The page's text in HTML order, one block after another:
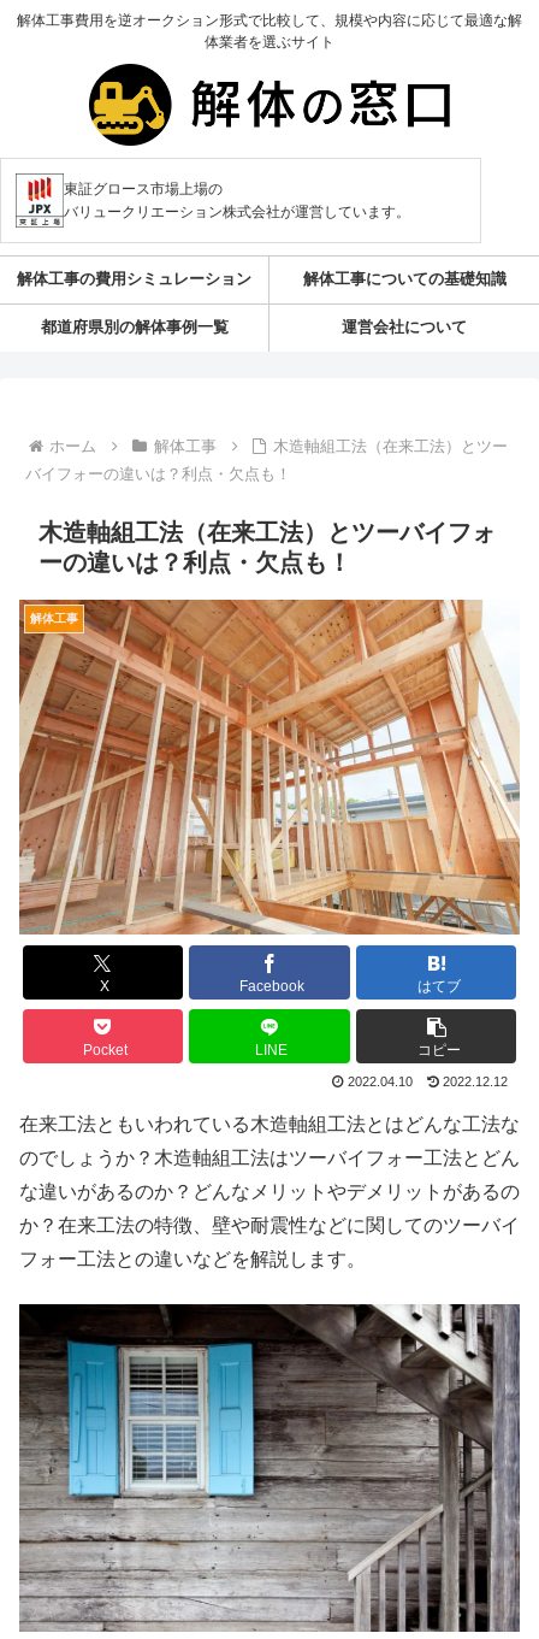
解体工事費用を逆オークション形式で比較して、規模や内容に応じて最適な解
体業者を選ぶサイト
東証グロース市場上場の
バリュークリエーション株式会社が運営しています。
解体工事の費用シミュレーション 解体工事についての基礎知識
都道府県別の解体事例一覧 運営会社について
ホーム 解体工事
木造軸組工法（在来工法）とツー
バイフォーの違いは？利点・欠点も！
木造軸組工法（在来工法）とツーバイフォ
ーの違いは？利点・欠点も！
解体工事
X Facebook はてブ
Pocket LINE コピー
2022.04.10 2022.12.12
在来工法ともいわれている木造軸組工法とはどんな工法な
のでしょうか？木造軸組工法はツーバイフォー工法とどん
な違いがあるのか？どんなメリットやデメリットがあるの
か？在来工法の特徴、壁や耐震性などに関してのツーバイ
フォー工法との違いなどを解説します。